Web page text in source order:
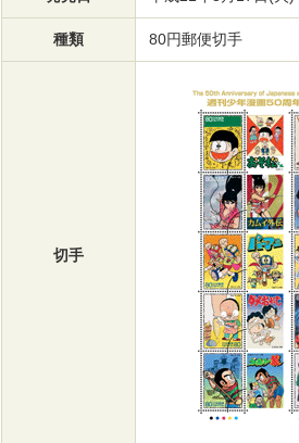
種類 80円郵便切手
切手